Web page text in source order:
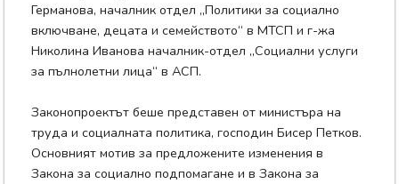
Германова, началник отдел „Политики за социално
включване, децата и семейството“ в МТСП и г-жа
Николина Иванова началник-отдел „Социални услуги
за пълнолетни лица“ в АСП.
Законопроектът беше представен от министъра на
труда и социалната политика, господин Бисер Петков.
Основният мотив за предложените изменения в
Закона за социално подпомагане и в Закона за